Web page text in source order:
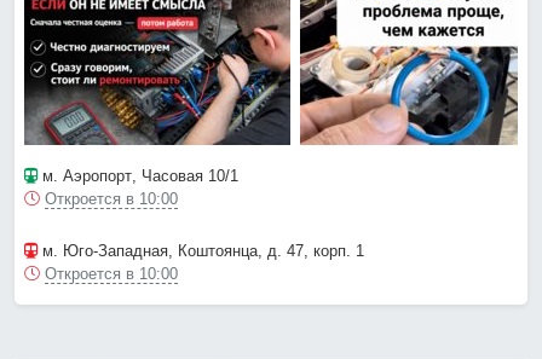
м. Аэропорт, Часовая 10/1
Откроется в 10:00
м. Юго-Западная, Коштоянца, д. 47, корп. 1
Откроется в 10:00